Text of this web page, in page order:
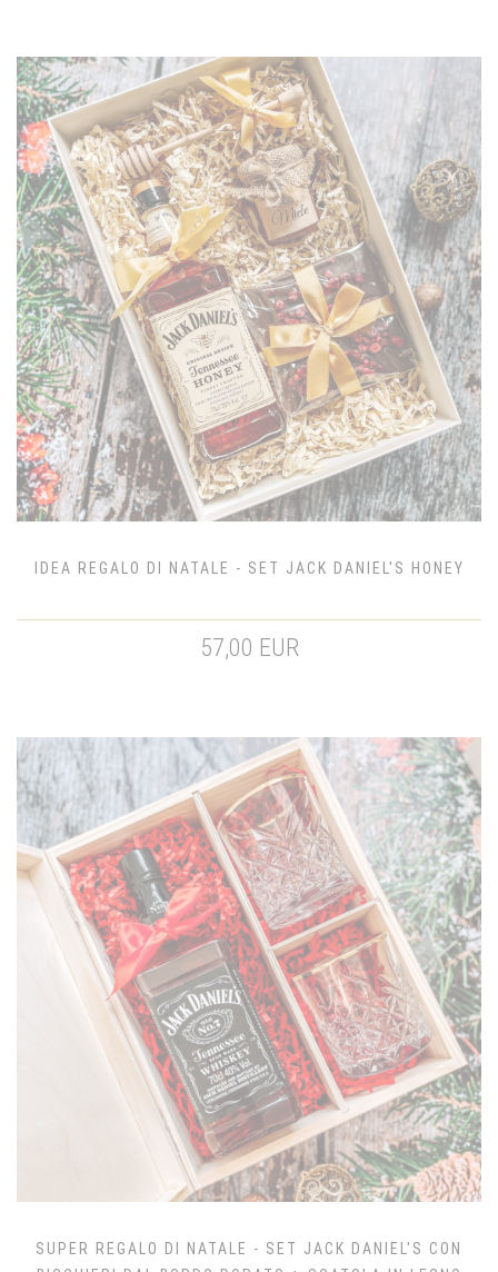
IDEA REGALO DI NATALE - SET JACK DANIEL'S HONEY
57,00 EUR
SUPER REGALO DI NATALE - SET JACK DANIEL'S CON